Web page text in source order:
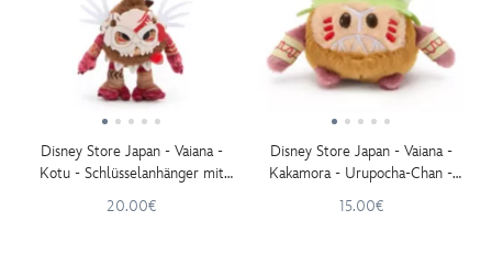
Disney Store Japan - Vaiana -
Kotu - Schlüsselanhänger mit
20.00€
Disney Store Japan - Vaiana -
Kakamora - Urupocha-Chan -
15.00€